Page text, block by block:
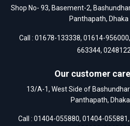
Shop No- 93, Basement-2,
Panthapath, Dhaka
Call : 01678-133338, 01614-956000
663344,
Our customer
13/A-1, West Side of
Panthapath,
Call : 01404-055880, 01404-055881,